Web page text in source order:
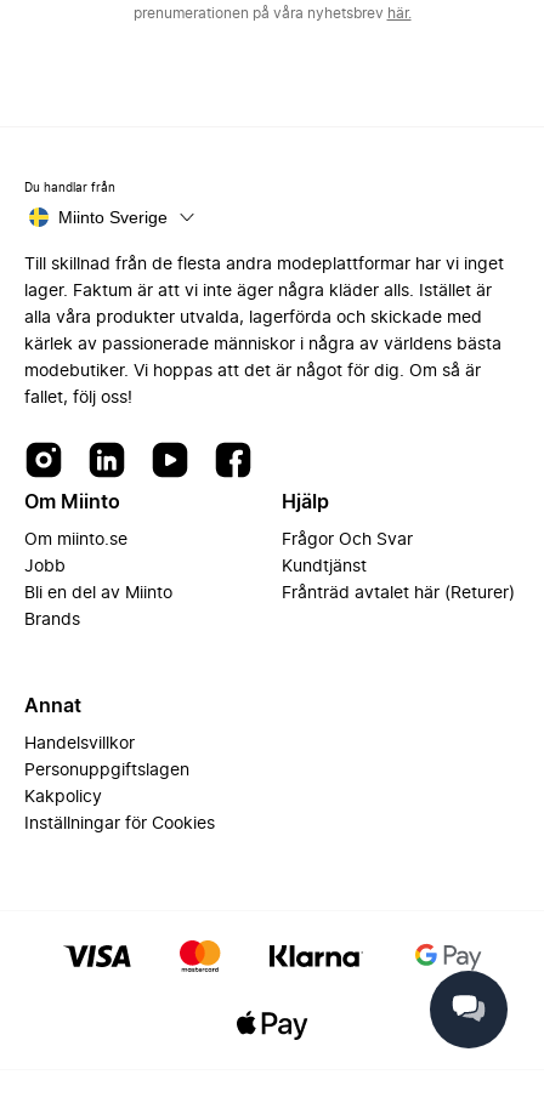
prenumerationen på våra nyhetsbrev här.
Du handlar från
Miinto Sverige
Till skillnad från de flesta andra modeplattformar har vi inget
lager. Faktum är att vi inte äger några kläder alls. Istället är
alla våra produkter utvalda, lagerförda och skickade med
kärlek av passionerade människor i några av världens bästa
modebutiker. Vi hoppas att det är något för dig. Om så är
fallet, följ oss!
Om Miinto
Om miinto.se
Jobb
Bli en del av Miinto
Brands
Hjälp
Frågor Och Svar
Kundtjänst
Frånträd avtalet här (Returer)
Annat
Handelsvillkor
Personuppgiftslagen
Kakpolicy
Inställningar för Cookies